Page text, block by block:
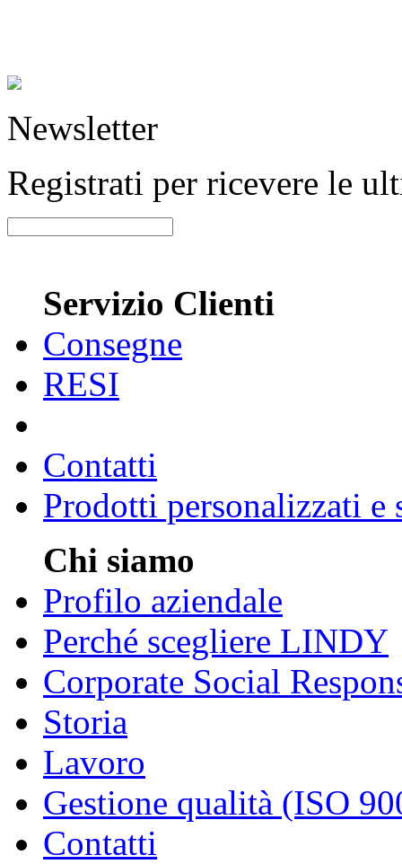
Newsletter
Registrati per ricevere le
Servizio Clienti
Consegne
RESI
Contatti
Prodotti personalizzati e
Chi siamo
Profilo aziendale
Perché scegliere LINDY
Corporate Social
Storia
Lavoro
Gestione qualità (ISO
Contatti